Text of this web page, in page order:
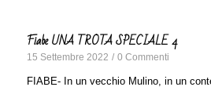
Fiabe UNA TROTA SPECIALE 4
15 Settembre 2022 / 0 Commenti
FIABE- In un vecchio Mulino, in un